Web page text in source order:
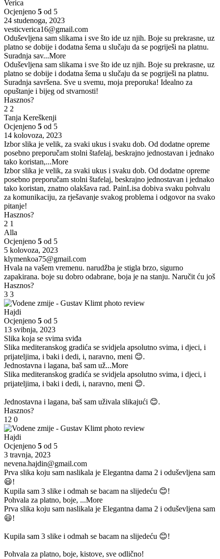
Verica
Ocjenjeno 5 od 5
24 studenoga, 2023
vesticverica16@gmail.com
Oduševljena sam slikama i sve što ide uz njih. Boje su prekrasne, uz
platno se dobije i dodatna šema u slučaju da se pogriješi na platnu.
Suradnja sav...More
Oduševljena sam slikama i sve što ide uz njih. Boje su prekrasne, uz
platno se dobije i dodatna šema u slučaju da se pogriješi na platnu.
Suradnja savršena. Sve u svemu, moja preporuka! Idealno za
opuštanje i bijeg od stvarnosti!
Hasznos?
2 2
Tanja Kereškenji
Ocjenjeno 5 od 5
14 kolovoza, 2023
Izbor slika je velik, za svaki ukus i svaku dob. Od dodatne opreme
posebno preporučam stolni štafelaj, beskrajno jednostavan i jednako
tako koristan,...More
Izbor slika je velik, za svaki ukus i svaku dob. Od dodatne opreme
posebno preporučam stolni štafelaj, beskrajno jednostavan i jednako
tako koristan, znatno olakšava rad. PainLisa dobiva svaku pohvalu
za komunikaciju, za rješavanje svakog problema i odgovor na svako
pitanje!
Hasznos?
2 1
Alla
Ocjenjeno 5 od 5
5 kolovoza, 2023
klymenkoa75@gmail.com
Hvala na vašem vremenu. narudžba je stigla brzo, sigurno
zapakirana. boje su dobro odabrane, boja je na stanju. Naručit ću još
Hasznos?
3 3
Hajdi
Ocjenjeno 5 od 5
13 svibnja, 2023
Slika koja se svima sviđa
Slika mediteranskog gradića se svidjela apsolutno svima, i djeci, i
prijateljima, i baki i dedi, i, naravno, meni 😊.
Jednostavna i lagana, baš sam už...More
Slika mediteranskog gradića se svidjela apsolutno svima, i djeci, i
prijateljima, i baki i dedi, i, naravno, meni 😊.
Jednostavna i lagana, baš sam uživala slikajući 😊.
Hasznos?
12 0
Hajdi
Ocjenjeno 5 od 5
3 travnja, 2023
nevena.hajdin@gmail.com
Prva slika koju sam naslikala je Elegantna dama 2 i oduševljena sam
😃!
Kupila sam 3 slike i odmah se bacam na slijedeću 😊!
Pohvala za platno, boje, ...More
Prva slika koju sam naslikala je Elegantna dama 2 i oduševljena sam
😃!
Kupila sam 3 slike i odmah se bacam na slijedeću 😊!
Pohvala za platno, boje, kistove, sve odlično!